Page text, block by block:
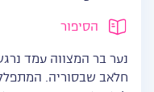
הסיפור
נער בר המצווה עמד
חלאב שבסוריה.